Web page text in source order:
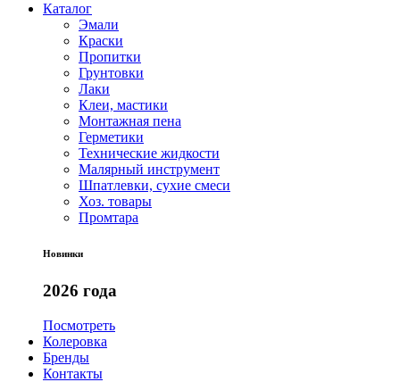
Каталог
Эмали
Краски
Пропитки
Грунтовки
Лаки
Клеи, мастики
Монтажная пена
Герметики
Технические жидкости
Малярный инструмент
Шпатлевки, сухие смеси
Хоз. товары
Промтара
Новинки
2026 года
Посмотреть
Колеровка
Бренды
Контакты